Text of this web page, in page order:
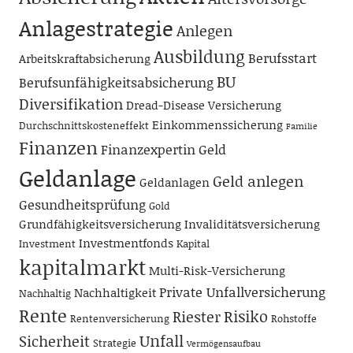
AnlagestrategieAnlegen
ArbeitskraftabsicherungAusbildung Berufsstart
BerufsunfähigkeitsabsicherungBU
DiversifikationDread-Disease Versicherung
Durchschnittskosteneffekt Einkommenssicherung Familie
FinanzenFinanzexpertinGeld
Geldanlage Geldanlagen Geld anlegen
Gesundheitsprüfung Gold
GrundfähigkeitsversicherungInvaliditätsversicherung
Investment Investmentfonds Kapital
kapitalmarktMulti-Risk-Versicherung
Nachhaltig NachhaltigkeitPrivate Unfallversicherung
Rente Rentenversicherung RiesterRisiko Rohstoffe
Sicherheit Strategie Unfall Vermögensaufbau